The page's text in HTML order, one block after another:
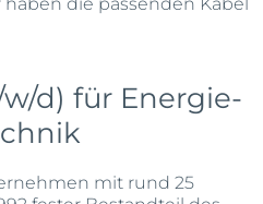
d) für Energie-
mit rund 25